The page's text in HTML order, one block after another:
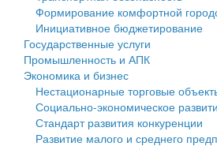
Государственные услуги
Промышленность и АПК
Экономика и бизнес
Символика
Устав
Гостям округа
Туризм
муниципального округа Тверской
Администрация Кашинского
Тверской области
Управление сельскими
Финансовое управление
Бюджет для граждан
Имущество
Выявление правообладателей
Формирование комфортной
Инициативное бюджетирование
Государственные услуги
Промышленность и АПК
Экономика и бизнес
Нестационарные торговые
Социально-экономическое
Стандарт развития конкуренции
Развитие малого и среднего